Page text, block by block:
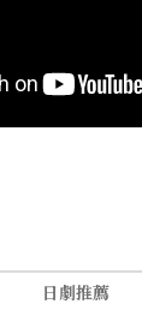
日劇推薦